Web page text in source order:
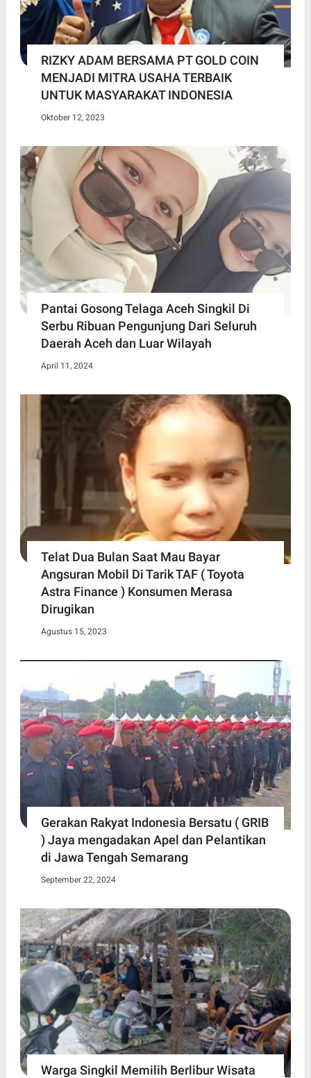
RIZKY ADAM BERSAMA PT GOLD COIN
MENJADI MITRA USAHA TERBAIK
UNTUK MASYARAKAT INDONESIA
Oktober 12, 2023
Pantai Gosong Telaga Aceh Singkil Di
Serbu Ribuan Pengunjung Dari Seluruh
Daerah Aceh dan Luar Wilayah
April 11, 2024
Telat Dua Bulan Saat Mau Bayar
Angsuran Mobil Di Tarik TAF ( Toyota
Astra Finance ) Konsumen Merasa
Dirugikan
Agustus 15, 2023
Gerakan Rakyat Indonesia Bersatu ( GRIB
) Jaya mengadakan Apel dan Pelantikan
di Jawa Tengah Semarang
September 22, 2024
Warga Singkil Memilih Berlibur Wisata